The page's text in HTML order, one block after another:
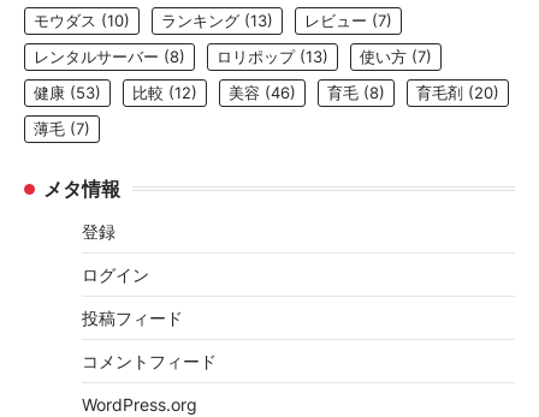
モウダス (10) ランキング (13) レビュー (7)
レンタルサーバー (8) ロリポップ(13) 使い方 (7)
健康 (53) 比較 (12) 美容 (46) 育毛 (8) 育毛剤 (20)
薄毛 (7)
メタ情報
登録
ログイン
投稿フィード
コメントフィード
WordPress.org